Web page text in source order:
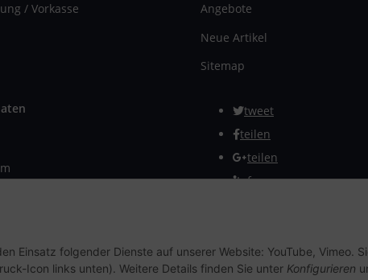
/ Vorkasse
Angebote
Neue Artikel
Sitemap
tweet
teilen
teilen
Info
Vertrag widerrufen
Einsatz folgender Dienste auf unserer Website: YouTube, Vimeo.
Icon links unten). Weitere Details finden Sie unter Konfigurieren